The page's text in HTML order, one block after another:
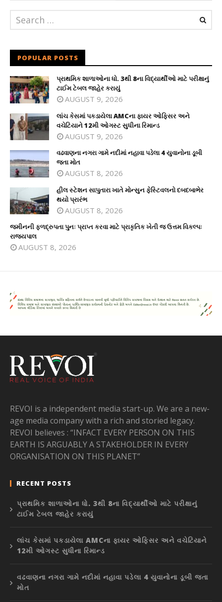
POPULAR POSTS
પ્રાથમિક શાળાઓના ધો. 3થી 8ના વિદ્યાર્થીઓ માટે પરીક્ષાનું
ટાઈમ ટેબલ જાહેર કરાયું
AUGUST 9, 2026
લાંચ કેસમાં પકડાયેલા AMCના ફાયર ઓફિસર અને
વચેટિયાને 12મી ઓગસ્ટ સુધીના રિમાન્ડ
AUGUST 9, 2026
વઢવાણના નગરા ગામે નદીમાં નહાવા પડેલા 4 યુવાનોના ડૂબી
જતા મોત
AUGUST 8, 2026
હીલ સ્ટેશન સાપુતારા ખાતે મોન્સુન ફેસ્ટિવલનો દબદબાભેર
થયો પ્રારંભ
AUGUST 8, 2026
જમીનની ફળદ્રુપતા પુનઃ પ્રાપ્ત કરવા માટે પ્રાકૃતિક ખેતી જ ઉત્તમ વિકલ્પઃ
રાજ્યપાલ
AUGUST 8, 2026
REVOI is a independent media start-up. We are a new-
age media company with a rich and storied legacy.
REVOI believes : “INFACT EVERY PERSON ON THIS
EARTH IS ARGUABLY A STAKEHOLDER IN EVERY
ORGANISATION ON THIS PLANET”
RECENT POSTS
પ્રાથમિક શાળાઓના ધો. 3થી 8ના વિદ્યાર્થીઓ માટે પરીક્ષાનું
ટાઈમ ટેબલ જાહેર કરાયું
લાંચ કેસમાં પકડાયેલા AMCના ફાયર ઓફિસર અને વચેટિયાને
12મી ઓગસ્ટ સુધીના રિમાન્ડ
વઢવાણના નગરા ગામે નદીમાં નહાવા પડેલા 4 યુવાનોના ડૂબી જતા
મોત